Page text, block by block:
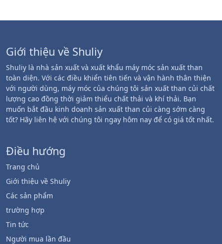
Giới thiệu về Shuliy
Shuliy là nhà sản xuất và xuất khẩu máy móc sản xuất than
toàn diện. Với các điều khiển tiên tiến và vận hành thân thiện
với người dùng, máy móc của chúng tôi sản xuất than củi chất
lượng cao đồng thời giảm thiểu chất thải và khí thải. Bạn
muốn bắt đầu kinh doanh sản xuất than củi càng sớm càng
tốt? Hãy liên hệ với chúng tôi ngay hôm nay để có giá tốt nhất.
Điều hướng
Trang chủ
Giới thiệu về Shuliy
Các sản phẩm
trường hợp
Tin tức
Người mua lần đầu